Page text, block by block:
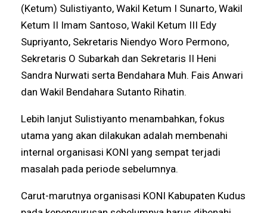
(Ketum) Sulistiyanto, Wakil Ketum I Sunarto, Wakil
Ketum II Imam Santoso, Wakil Ketum III Edy
Supriyanto, Sekretaris Niendyo Woro Permono,
Sekretaris O Subarkah dan Sekretaris II Heni
Sandra Nurwati serta Bendahara Muh. Fais Anwari
dan Wakil Bendahara Sutanto Rihatin.
Lebih lanjut Sulistiyanto menambahkan, fokus
utama yang akan dilakukan adalah membenahi
internal organisasi KONI yang sempat terjadi
masalah pada periode sebelumnya.
Carut-marutnya organisasi KONI Kabupaten Kudus